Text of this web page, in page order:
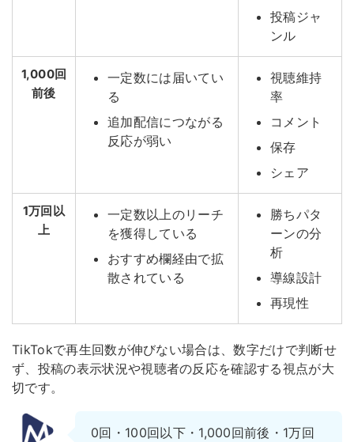
投稿ジャ
ンル
1,000回
前後
一定数には届いてい
る
追加配信につながる
反応が弱い
視聴維持
率
コメント
保存
シェア
1万回以
上
一定数以上のリーチ
を獲得している
おすすめ欄経由で拡
散されている
勝ちパタ
ーンの分
析
導線設計
再現性
TikTokで再生回数が伸びない場合は、数字だけで判断せ
ず、投稿の表示状況や視聴者の反応を確認する視点が大
切です。
0回・100回以下・1,000回前後・1万回